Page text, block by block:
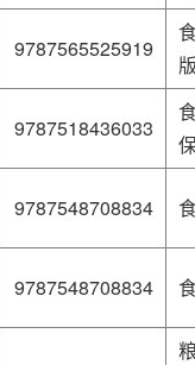
9787565525919
9787518436033
9787548708834
9787548708834